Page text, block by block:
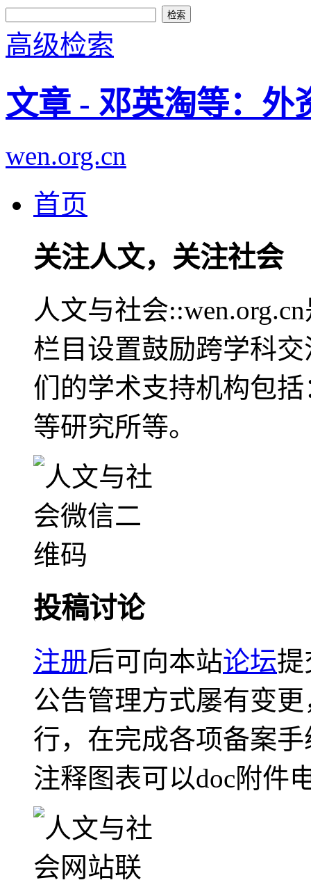
高级检索
文章 - 邓英淘等：外
wen.org.cn
首页
关注人文，关注社会
人文与社会
栏目设置鼓励跨学科
们的学术支持机构包
等研究所等。
投稿讨论
注册后可向本站论坛提
公告管理方式屡有变
行，在完成各项备案
注释图表可以doc附件